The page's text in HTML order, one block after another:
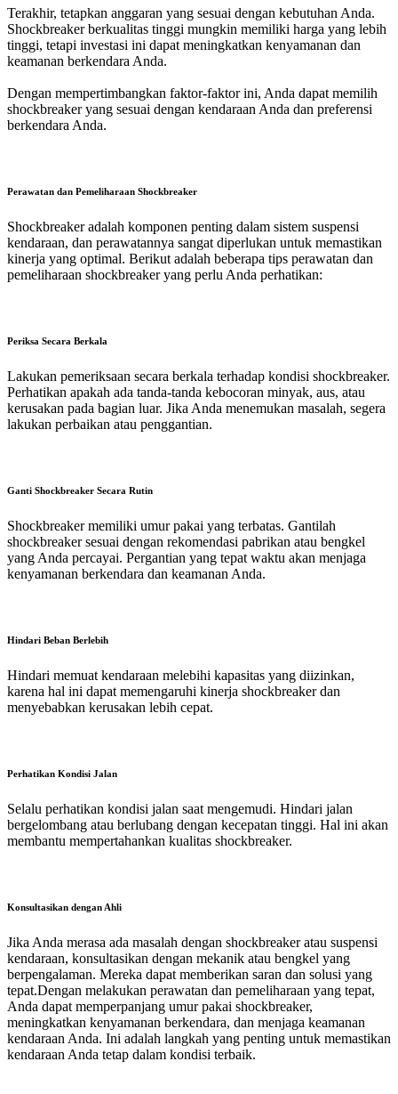
Terakhir, tetapkan anggaran yang sesuai dengan kebutuhan Anda.
Shockbreaker berkualitas tinggi mungkin memiliki harga yang lebih
tinggi, tetapi investasi ini dapat meningkatkan kenyamanan dan
keamanan berkendara Anda.
Dengan mempertimbangkan faktor-faktor ini, Anda dapat memilih
shockbreaker yang sesuai dengan kendaraan Anda dan preferensi
berkendara Anda.
Perawatan dan Pemeliharaan Shockbreaker
Shockbreaker adalah komponen penting dalam sistem suspensi
kendaraan, dan perawatannya sangat diperlukan untuk memastikan
kinerja yang optimal. Berikut adalah beberapa tips perawatan dan
pemeliharaan shockbreaker yang perlu Anda perhatikan:
Periksa Secara Berkala
Lakukan pemeriksaan secara berkala terhadap kondisi shockbreaker.
Perhatikan apakah ada tanda-tanda kebocoran minyak, aus, atau
kerusakan pada bagian luar. Jika Anda menemukan masalah, segera
lakukan perbaikan atau penggantian.
Ganti Shockbreaker Secara Rutin
Shockbreaker memiliki umur pakai yang terbatas. Gantilah
shockbreaker sesuai dengan rekomendasi pabrikan atau bengkel
yang Anda percayai. Pergantian yang tepat waktu akan menjaga
kenyamanan berkendara dan keamanan Anda.
Hindari Beban Berlebih
Hindari memuat kendaraan melebihi kapasitas yang diizinkan,
karena hal ini dapat memengaruhi kinerja shockbreaker dan
menyebabkan kerusakan lebih cepat.
Perhatikan Kondisi Jalan
Selalu perhatikan kondisi jalan saat mengemudi. Hindari jalan
bergelombang atau berlubang dengan kecepatan tinggi. Hal ini akan
membantu mempertahankan kualitas shockbreaker.
Konsultasikan dengan Ahli
Jika Anda merasa ada masalah dengan shockbreaker atau suspensi
kendaraan, konsultasikan dengan mekanik atau bengkel yang
berpengalaman. Mereka dapat memberikan saran dan solusi yang
tepat.Dengan melakukan perawatan dan pemeliharaan yang tepat,
Anda dapat memperpanjang umur pakai shockbreaker,
meningkatkan kenyamanan berkendara, dan menjaga keamanan
kendaraan Anda. Ini adalah langkah yang penting untuk memastikan
kendaraan Anda tetap dalam kondisi terbaik.